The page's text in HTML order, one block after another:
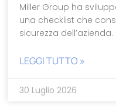
Miller Group ha
una checklist che
sicurezza dell’azienda.
LEGGI TUTTO »
30 Luglio 2026